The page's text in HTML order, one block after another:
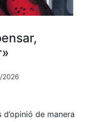
2026
de manera